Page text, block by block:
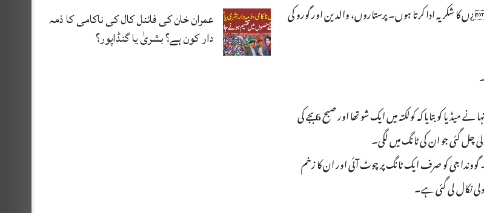
عمران خان کی فائنل کال کی ناکامی کا ذمہ
دار کون ہے؟ بشریٰ یا گنڈاپور؟
کا شکریہ ادا کرتا ہوں۔ پرستاروں، والدین اور گورو کی
اداکار گووندا کو گولی لگنے کا واقعہ منگل کی صبح پونے 5 بجے پیش آیا۔ گووندا کے منیجر ششی سنہا نے میڈیا کو بتایا کہ کولکتہ میں ایک شو تھا اور صبح 6 بجے کی
چل گئی جو ان کی ٹانگ میں لگی۔
گووندا جی کو صرف ایک ٹانگ پر چوٹ آئی اور ان کا زخم
نکال لی گئی ہے۔